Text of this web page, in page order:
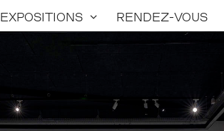
Expositions Rendez-vous